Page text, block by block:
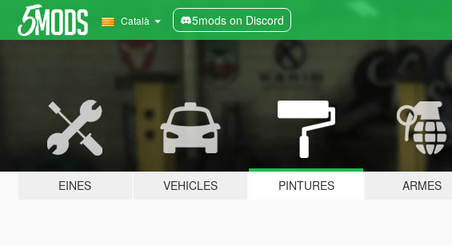
Català 5mods on Discord
EINES VEHICLES PINTURES ARMES